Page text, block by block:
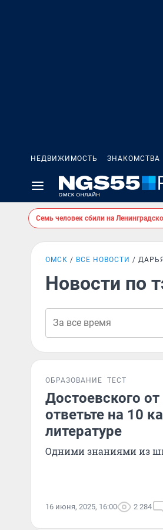
НЕДВИЖИМОСТЬ ЗНАКОМСТВА
Семь человек сбили на
ОМСК ВСЕ НОВОСТИ
Новости по
ОБРАЗОВАНИЕ ТЕСТ
Достоевского от
ответьте на 10
литературе
Одними знаниями из
16 июня, 2025, 16:00 2 284